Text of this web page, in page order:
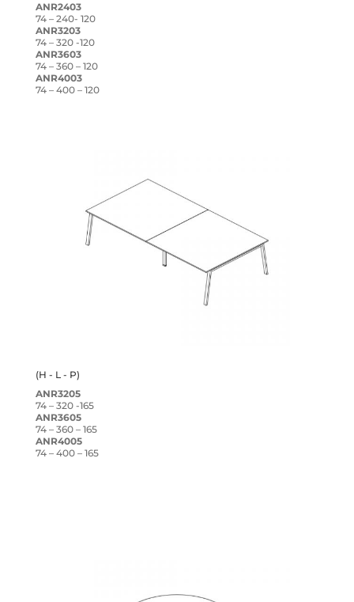
ANR2403
74 – 240- 120
ANR3203
74 – 320 -120
ANR3603
74 – 360 – 120
ANR4003
74 – 400 – 120
(H - L - P)
ANR3205
74 – 320 -165
ANR3605
74 – 360 – 165
ANR4005
74 – 400 – 165